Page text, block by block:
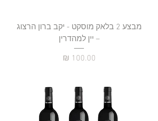
מבצע 2 בלאק מוסקט - יקב ברון הרצוג
– יין למהדרין
מחיר